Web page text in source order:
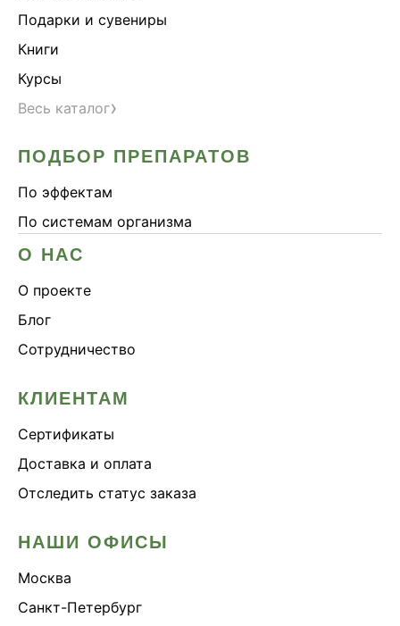
Подарки и сувениры
Книги
Курсы
Весь каталог›
ПОДБОР ПРЕПАРАТОВ
По эффектам
По системам организма
О НАС
О проекте
Блог
Сотрудничество
КЛИЕНТАМ
Сертификаты
Доставка и оплата
Отследить статус заказа
НАШИ ОФИСЫ
Москва
Санкт-Петербург